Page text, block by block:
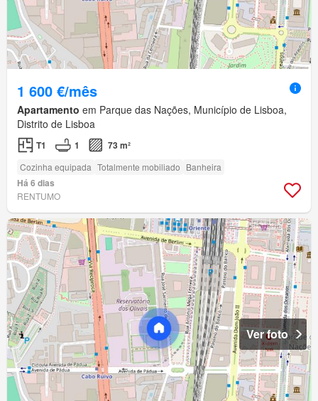
1 600 €/mês
Apartamento em Parque das Nações, Município de Lisboa,
Distrito de Lisboa
T1 1 73 m²
Cozinha equipada Totalmente mobiliado Banheira
Há 6 dias
RENTUMO
Ver foto